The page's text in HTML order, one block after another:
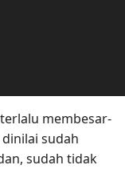
membesar-
sudah
sudah tidak